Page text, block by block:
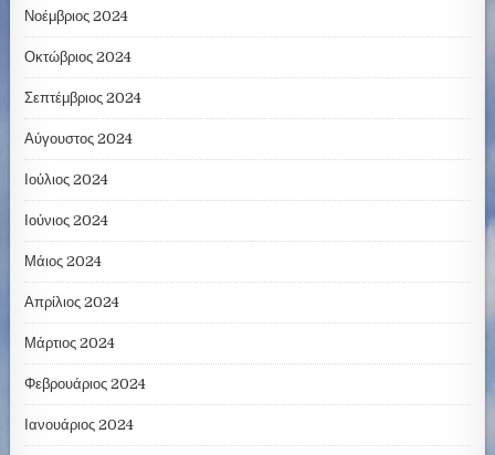
Νοέμβριος 2024
Οκτώβριος 2024
Σεπτέμβριος 2024
Αύγουστος 2024
Ιούλιος 2024
Ιούνιος 2024
Μάιος 2024
Απρίλιος 2024
Μάρτιος 2024
Φεβρουάριος 2024
Ιανουάριος 2024